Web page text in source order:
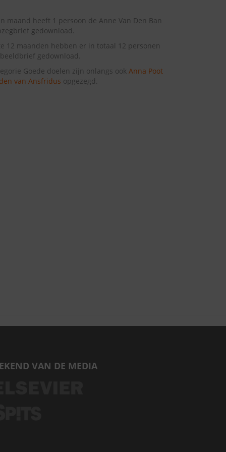
maand heeft 1 persoon de Anne Van Den Ban
gedownload.
12 maanden hebben er in totaal 12 personen
gedownload.
Goede doelen zijn onlangs ook Anna Poot
van Ansfridus opgezegd.
VAN DE MEDIA